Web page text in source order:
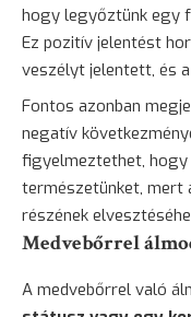
hogy legyőztünk egy
Ez pozitív jelentést
veszélyt jelentett, és
Fontos azonban
negatív
figyelmeztethet,
természetünket, mert
részének
Medvebőrrel
A medvebőrrel való